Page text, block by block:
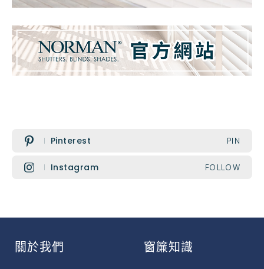
Pinterest PIN
Instagram FOLLOW
關於我們 窗簾知識